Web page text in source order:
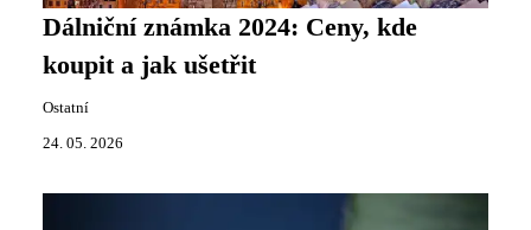
Dálniční známka 2024: Ceny, kde
koupit a jak ušetřit
Ostatní
24. 05. 2026